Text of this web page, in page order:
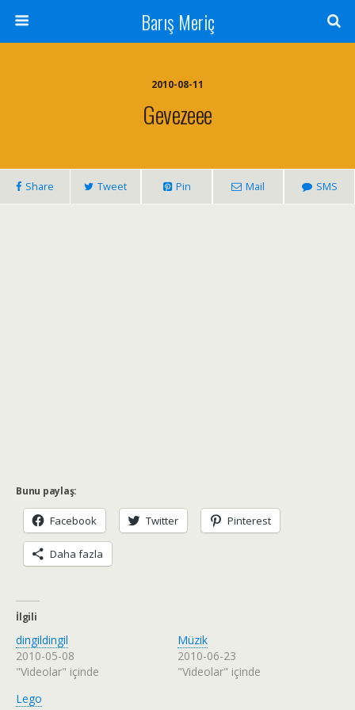
Barış Meriç
2010-08-11
Gevezeee
Share Tweet Pin Mail SMS
Bunu paylaş:
Facebook Twitter Pinterest
Daha fazla
İlgili
dingildingil
2010-05-08
"Videolar" içinde
Müzik
2010-06-23
"Videolar" içinde
Lego